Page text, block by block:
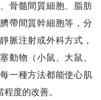
骨髓間質細胞、脂肪
帶間質幹細胞等，分
脈注射或外科方式，
動物（小鼠、大鼠、
一種方法都能使心肌
度的改善。